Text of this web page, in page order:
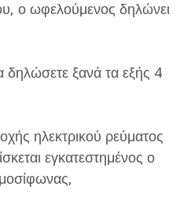
ο ωφελούμενος δηλώνει
δηλώσετε ξανά τα εξής 4
ηλεκτρικού ρεύματος
εγκατεστημένος ο